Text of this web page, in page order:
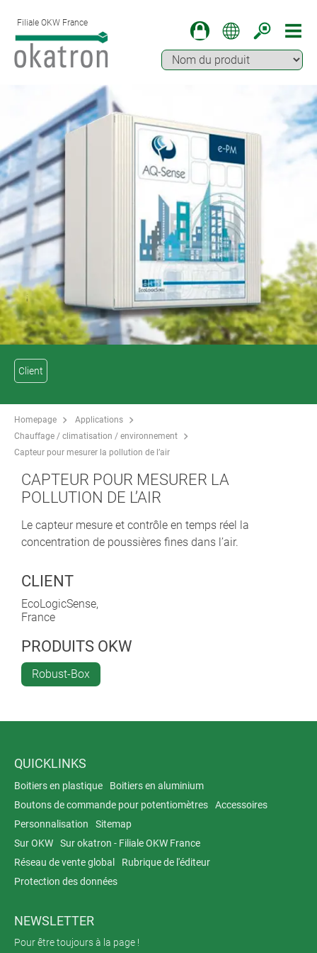
Filiale OKW France
Client
Homepage
Applications
Chauffage / climatisation / environnement
Capteur pour mesurer la pollution de l’air
CAPTEUR POUR MESURER LA
POLLUTION DE L’AIR
Le capteur mesure et contrôle en temps réel la
concentration de poussières fines dans l’air.
CLIENT
EcoLogicSense,
France
PRODUITS OKW
Robust-Box
QUICKLINKS
Boitiers en plastique
Boitiers en aluminium
Boutons de commande pour potentiomètres
Accessoires
Personnalisation
Sitemap
Sur OKW
Sur okatron - Filiale OKW France
Réseau de vente global
Rubrique de l'éditeur
Protection des données
NEWSLETTER
Pour être toujours à la page !